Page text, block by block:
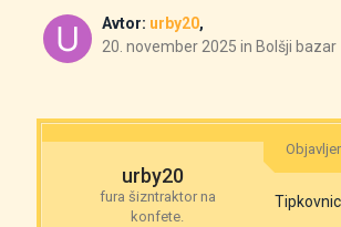
Avtor: urby20,
20. november 2025 in Bolšji bazar
urby20
fura šizntraktor na
konfete.